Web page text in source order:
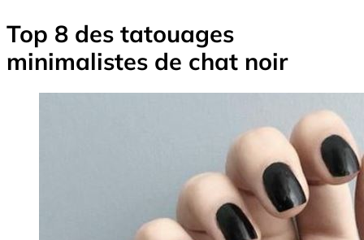
Top 8 des tatouages
minimalistes de chat noir